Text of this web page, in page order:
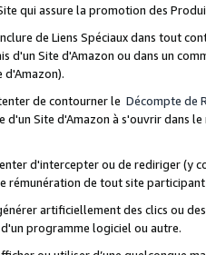
qui assure la promotion des
de Liens Spéciaux dans tout
d'un Site d'Amazon ou dans un
d'Amazon).
de contourner le Décompte de
d'un Site d'Amazon à s'ouvrir dans
d'intercepter ou de rediriger
rémunération de tout site
artificiellement des clics ou
programme logiciel ou autre.